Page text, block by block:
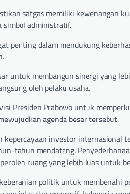
satgas memiliki kewenangan
simbol administratif.
penting dalam mendukung
untuk membangun sinergi yang
oleh pelaku usaha.
Presiden Prabowo untuk
agenda besar tersebut.
investor internasional
tahun mendatang.
ruang yang lebih luas untuk
politik untuk membenahi